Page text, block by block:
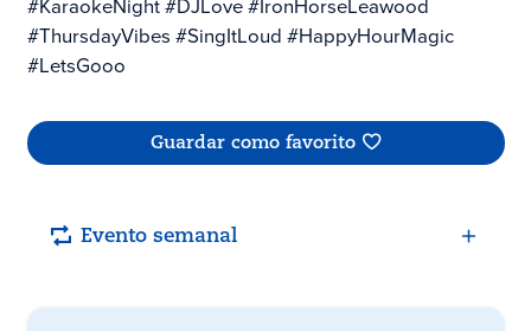
#KaraokeNight #DJLove #IronHorseLeawood
#ThursdayVibes #SingItLoud #HappyHourMagic
#LetsGooo
Guardar como favorito
Evento semanal